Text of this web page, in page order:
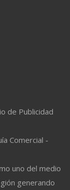
de Publicidad
Comercial -
uno del medio
generando